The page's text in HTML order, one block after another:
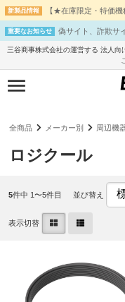
新製品情報 【★在庫限定・特価
重要なお知らせ 偽サイト、詐欺サ
三谷商事株式会社の運営する 法人向
全商品 メーカー別 周辺機
ロジクール
5件中 1〜5件目 並び替え
表示切替